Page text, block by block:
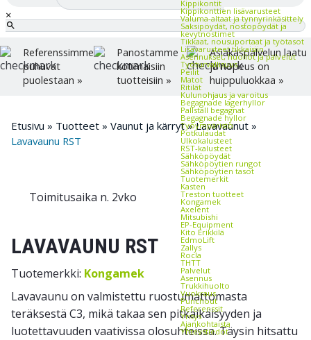
Kippikontit
Kippikonttien lisävarusteet
Valuma-altaat ja tynnyrinkäsittely
Saksipöydät, nostopöydät ja
kevytnostimet
Tikkaat, nousuportaat ja työtasot
Lisävarusteet tikkaisiin
Asennukset, huollot ja palvelut
Työturvallisuus
Peilit
Matot
Ritilät
Kulunohjaus ja varoitus
Begagnade lagerhyllor
Pallställ begagnat
Begagnade hyllor
Työympäristö
Potkulaudat
Ulkokalusteet
RST-kalusteet
Sähköpöydät
Sähköpöytien rungot
Sähköpöytien tasot
Tuotemerkit
Kasten
Treston tuotteet
Kongamek
Axelent
Mitsubishi
EP-Equipment
Kito Erikkilä
EdmoLift
Zallys
Rocla
THTT
Palvelut
Asennus
Trukkihuolto
Vuokraus
Punchout
Referenssit
Yritys
Ajankohtaista
Yhteystiedot
×
Referenssimme
puhuvat
puolestaan »
Panostamme
kotimaisiin
tuotteisiin »
Asiakaspalvelun laatu
ja nopeus on
huippuluokkaa »
Etusivu » Tuotteet » Vaunut ja kärryt»Lavavaunut »
Lavavaunu RST
Toimitusaika n. 2vko
LAVAVAUNU RST
Tuotemerkki: Kongamek
Lavavaunu on valmistettu ruostumattomasta
teräksestä C3, mikä takaa sen pitkäikäisyyden ja
luotettavuuden vaativissa olosuhteissa. Täysin hitsattu